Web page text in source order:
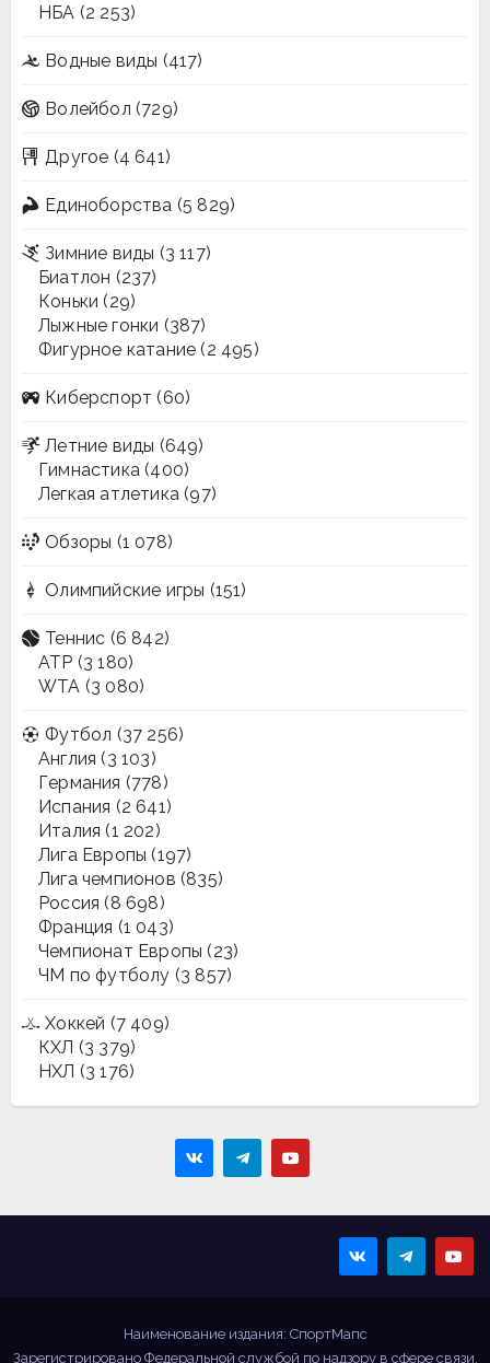
НБА (2 253)
Водные виды (417)
Волейбол (729)
Другое (4 641)
Единоборства (5 829)
Зимние виды (3 117)
Биатлон (237)
Коньки (29)
Лыжные гонки (387)
Фигурное катание (2 495)
Киберспорт (60)
Летние виды (649)
Гимнастика (400)
Легкая атлетика (97)
Обзоры (1 078)
Олимпийские игры (151)
Теннис (6 842)
ATP (3 180)
WTA (3 080)
Футбол (37 256)
Англия (3 103)
Германия (778)
Испания (2 641)
Италия (1 202)
Лига Европы (197)
Лига чемпионов (835)
Россия (8 698)
Франция (1 043)
Чемпионат Европы (23)
ЧМ по футболу (3 857)
Хоккей (7 409)
КХЛ (3 379)
НХЛ (3 176)
Наименование издания: СпортМапс
Зарегистрировано Федеральной службой по надзору в сфере связи,